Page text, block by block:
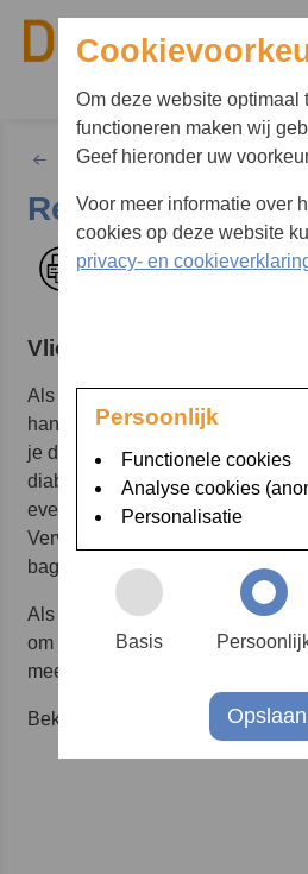
Waar bent u naar
Zoekwoorden
Leven met diabetes
Reizen en
Afdrukken
Vliegen
Als je gaat vliegen mag je je
handbagage. Neem altijd een
je diabetesteam mee. Daarin
diabetes hebt en daarvoor
eventueel een insulinepomp en/
Vervoer de insuline altijd in je
bagageruimte namelijk te koud.
Als je een insulinepomp en/of
om niet door de total body scan
meestal dat je handmatig
Bekijk ook onderstaande video
Om deze website optimaal
functioneren maken wij
Geef hieronder uw
Voor meer informatie over
cookies op deze website
privacy- en
Persoonlijk
Functionele cookies
Analyse cookies
Personalisatie
Basis
Opslaan